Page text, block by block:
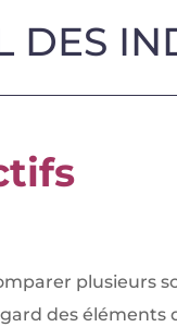
DES
plusieurs
des éléments